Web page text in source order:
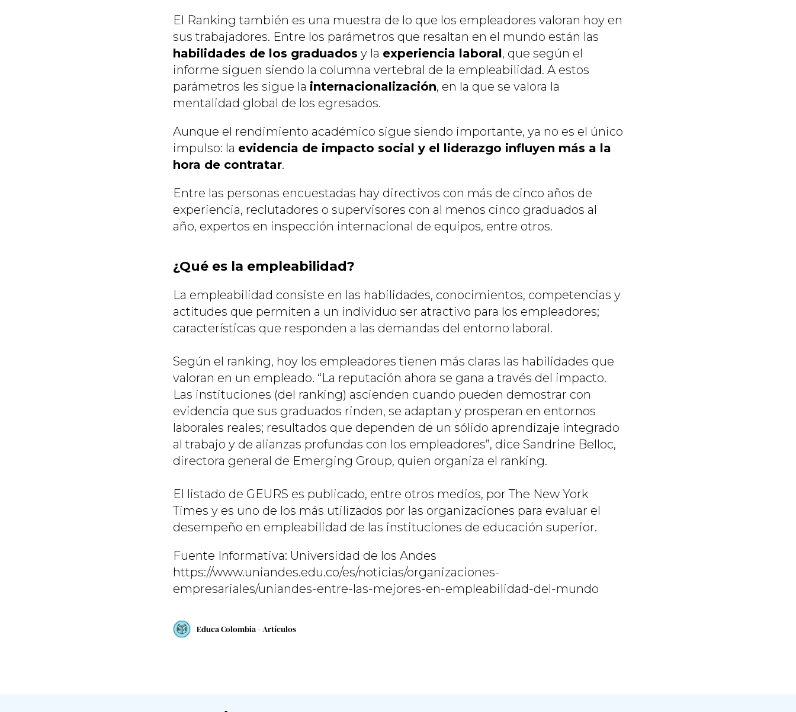
El Ranking también es una muestra de lo que los empleadores valoran hoy en
sus trabajadores. Entre los parámetros que resaltan en el mundo están las
habilidades de los graduados y la experiencia laboral, que según el
informe siguen siendo la columna vertebral de la empleabilidad. A estos
parámetros les sigue la internacionalización, en la que se valora la
mentalidad global de los egresados.
Aunque el rendimiento académico sigue siendo importante, ya no es el único
impulso: la evidencia de impacto social y el liderazgo influyen más a la
hora de contratar.
Entre las personas encuestadas hay directivos con más de cinco años de
experiencia, reclutadores o supervisores con al menos cinco graduados al
año, expertos en inspección internacional de equipos, entre otros.
¿Qué es la empleabilidad?
La empleabilidad consiste en las habilidades, conocimientos, competencias y
actitudes que permiten a un individuo ser atractivo para los empleadores;
características que responden a las demandas del entorno laboral.
Según el ranking, hoy los empleadores tienen más claras las habilidades que
valoran en un empleado. “La reputación ahora se gana a través del impacto.
Las instituciones (del ranking) ascienden cuando pueden demostrar con
evidencia que sus graduados rinden, se adaptan y prosperan en entornos
laborales reales; resultados que dependen de un sólido aprendizaje integrado
al trabajo y de alianzas profundas con los empleadores”, dice Sandrine Belloc,
directora general de Emerging Group, quien organiza el ranking.
El listado de GEURS es publicado, entre otros medios, por The New York
Times y es uno de los más utilizados por las organizaciones para evaluar el
desempeño en empleabilidad de las instituciones de educación superior.
Fuente Informativa: Universidad de los Andes
https://www.uniandes.edu.co/es/noticias/organizaciones-
empresariales/uniandes-entre-las-mejores-en-empleabilidad-del-mundo
Educa Colombia - Artículos